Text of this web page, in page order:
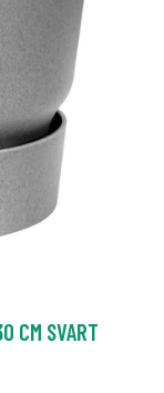
CM SVART